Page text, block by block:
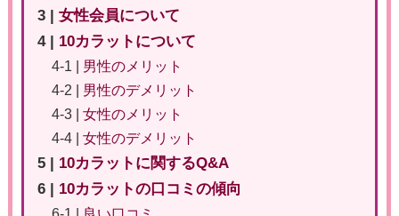
3 | 女性会員について
4 | 10カラットについて
4-1 | 男性のメリット
4-2 | 男性のデメリット
4-3 | 女性のメリット
4-4 | 女性のデメリット
5 | 10カラットに関するQ&A
6 | 10カラットの口コミの傾向